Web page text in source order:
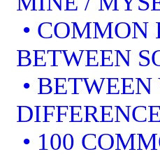
• COMMON
BETWEEN
•
• 100